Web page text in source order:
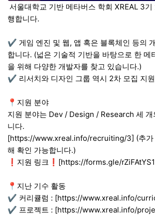
서울대학교 기반 메타버스 학회 XREAL 3
행합니다.
✔ 게임 엔진 및 웹, 앱 혹은 블록체인 등의
합니다. (넓은 기술적 기반을 바탕으로 한 메
을 위해 다양한 개발자를 찾고 있습니다.)
✔ 리서치와 디자인 그룹 역시 2차 모집 지
📍지원 분야
지원 분야는 Dev / Design / Research 세 개
니다.
[https://www.xreal.info/recruiting/3] (추가
해 확인 가능합니다.)
❗️지원 링크❗️[https://forms.gle/
📍지난 기수 활동
✔ 커리큘럼 : [https://www.xreal.info/
✔ 프로젝트 : [https://www.xreal.info/